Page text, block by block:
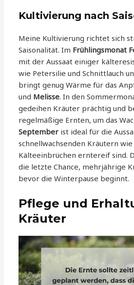
Kultivierung nach
Meine Kultivierung richtet sich
Saisonalität. Im Frühlingsmonat
mit der Aussaat einiger
wie Petersilie und Schnittlauch
bringt genug Wärme für das
und Melisse. In den
gedeihen Kräuter prächtig und
regelmäßige Ernten, um das
September ist ideal für die
schnellwachsenden Kräutern
Kälteeinbrüchen erntereif sind.
die letzte Chance, mehrjährige
bevor die Winterpause beginnt.
Pflege und
Kräuter